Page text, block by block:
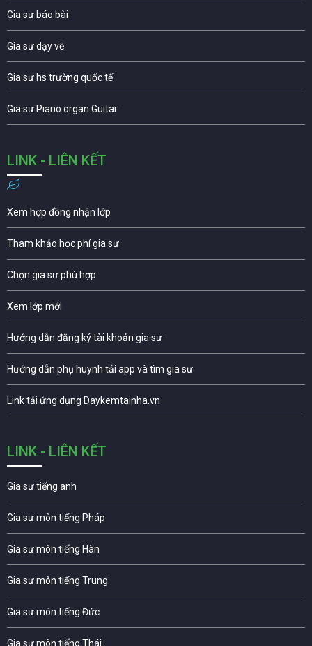
Gia sư báo bài
Gia sư dạy vẽ
Gia sư hs trường quốc tế
Gia sư Piano organ Guitar
LINK - LIÊN KẾT
Xem hợp đồng nhận lớp
Tham khảo học phí gia sư
Chọn gia sư phù hợp
Xem lớp mới
Hướng dẫn đăng ký tài khoản gia sư
Hướng dẫn phụ huynh tải app và tìm gia sư
Link tải ứng dụng Daykemtainha.vn
LINK - LIÊN KẾT
Gia sư tiếng anh
Gia sư môn tiếng Pháp
Gia sư môn tiếng Hàn
Gia sư môn tiếng Trung
Gia sư môn tiếng Đức
Gia sư môn tiếng Thái